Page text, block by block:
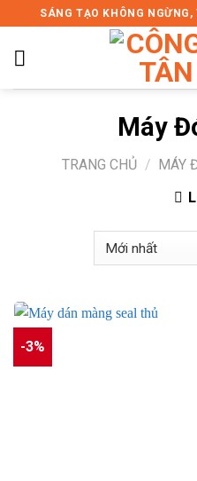
to
content
SÁNG TẠO KHÔNG
Máy
TRANG CHỦ / MÁY
-3%